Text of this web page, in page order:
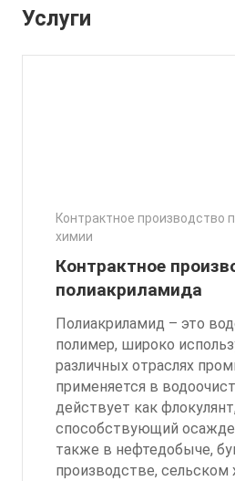
Услуги
Контрактное производство
химии
Контрактное
полиакриламида
Полиакриламид – это
полимер, широко
различных отраслях
применяется в
действует как флокулянт,
способствующий
также в нефтедобыче,
производстве, сельском